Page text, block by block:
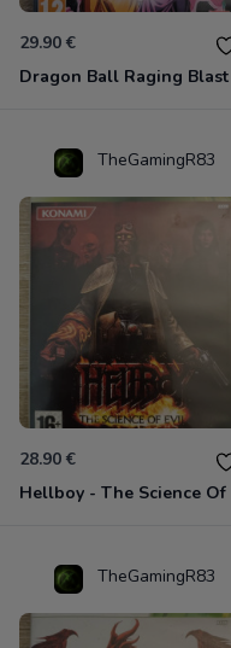
29.90 €
TheGamingR83
28.90 €
TheGamingR83